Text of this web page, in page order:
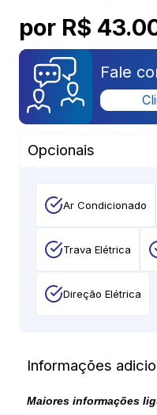
por R$
Fale
Opcionais
Ar Condicionado
Trava Elétrica
Direção Elétrica
Informações
Maiores informações